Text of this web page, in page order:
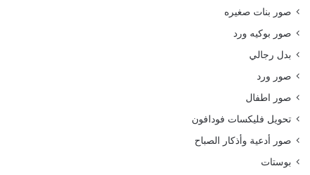
صور بنات صغيره
صور بوكيه ورد
بدل رجالي
صور ورد
صور اطفال
تحويل فليكسات فودافون
صور أدعية وأذكار الصباح
بوستات